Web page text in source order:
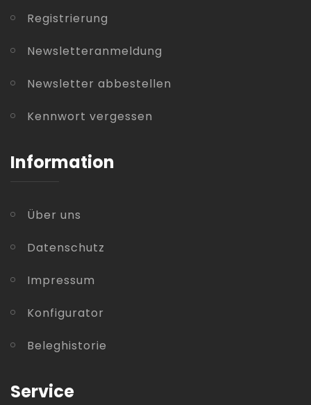
Registrierung
Newsletteranmeldung
Newsletter abbestellen
Kennwort vergessen
Information
Über uns
Datenschutz
Impressum
Konfigurator
Beleghistorie
Service